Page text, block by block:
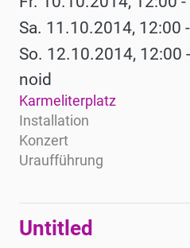
Sa. 11.10.2014, 12:00
So. 12.10.2014, 12:00
noid
Karmeliterplatz
Installation
Konzert
Uraufführung
Untitled